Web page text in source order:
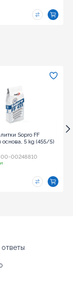
Sopro FF
основа, 5 kg (455/5)
00-00248810